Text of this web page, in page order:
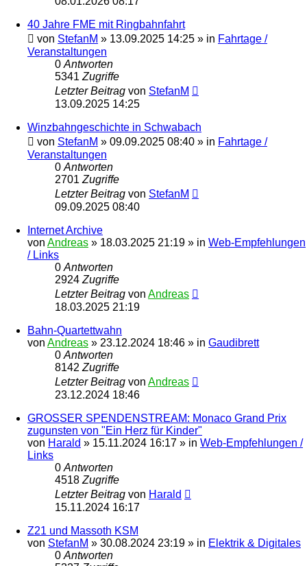
40 Jahre FME mit Ringbahnfahrt
von StefanM » 13.09.2025 14:25 » in Fahrtage /
Veranstaltungen
0 Antworten
5341 Zugriffe
Letzter Beitrag von StefanM
13.09.2025 14:25
Winzbahngeschichte in Schwabach
von StefanM » 09.09.2025 08:40 » in Fahrtage /
Veranstaltungen
0 Antworten
2701 Zugriffe
Letzter Beitrag von StefanM
09.09.2025 08:40
Internet Archive
von Andreas » 18.03.2025 21:19 » in Web-Empfehlungen
/ Links
0 Antworten
2924 Zugriffe
Letzter Beitrag von Andreas
18.03.2025 21:19
Bahn-Quartettwahn
von Andreas » 23.12.2024 18:46 » in Gaudibrett
0 Antworten
8142 Zugriffe
Letzter Beitrag von Andreas
23.12.2024 18:46
GROSSER SPENDENSTREAM: Monaco Grand Prix
zugunsten von "Ein Herz für Kinder"
von Harald » 15.11.2024 16:17 » in Web-Empfehlungen /
Links
0 Antworten
4518 Zugriffe
Letzter Beitrag von Harald
15.11.2024 16:17
Z21 und Massoth KSM
von StefanM » 30.08.2024 23:19 » in Elektrik & Digitales
0 Antworten